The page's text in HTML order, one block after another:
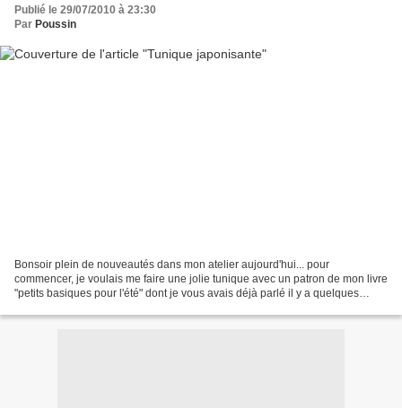
Publié le 29/07/2010 à 23:30
Par Poussin
Bonsoir plein de nouveautés dans mon atelier aujourd'hui... pour
commencer, je voulais me faire une jolie tunique avec un patron de mon livre
"petits basiques pour l'été" dont je vous avais déjà parlé il y a quelques